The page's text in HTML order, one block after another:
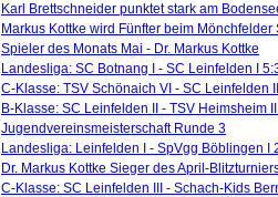
Karl Brettschneider punktet stark am
Markus Kottke wird Fünfter beim
Spieler des Monats Mai - Dr. Markus Kottke
Landesliga: SC Botnang I - SC Leinfelden I
C-Klasse: TSV Schönaich VI - SC Leinfelden
B-Klasse: SC Leinfelden II - TSV Heimsheim
Jugendvereinsmeisterschaft Runde 3
Landesliga: Leinfelden I - SpVgg Böblingen I
Dr. Markus Kottke Sieger des April-
C-Klasse: SC Leinfelden III - Schach-Kids